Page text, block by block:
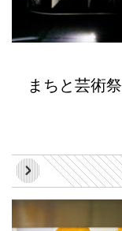
まちと芸術祭